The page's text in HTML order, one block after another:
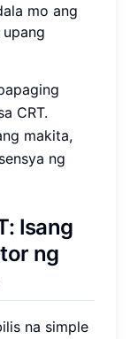
mo ang
CRT.
makita,
ng
Isang
ng
na simple